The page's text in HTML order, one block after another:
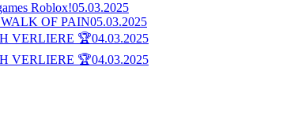
Roblox!05.03.2025
WALK OF PAIN05.03.2025
VERLIERE 🏆04.03.2025
VERLIERE 🏆04.03.2025